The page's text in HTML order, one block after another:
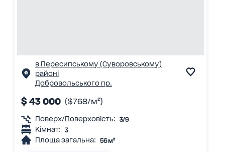
в Пересипському (Суворовському)
районі
Добровольського пр.
$ 43 000 ($768/м²)
Поверх/Поверховість: 3/9
Кімнат: 3
Площа загальна: 56 м²